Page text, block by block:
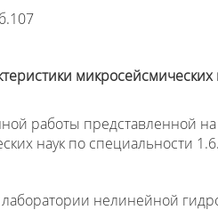
работы представленной
наук по специальности
нелинейной